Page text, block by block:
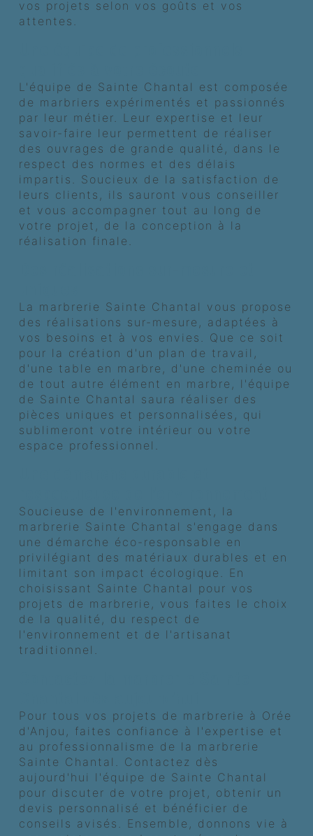
vos projets selon vos goûts et vos
attentes.
L'équipe de Sainte Chantal est composée
de marbriers expérimentés et passionnés
par leur métier. Leur expertise et leur
savoir-faire leur permettent de réaliser
des ouvrages de grande qualité, dans le
respect des normes et des délais
impartis. Soucieux de la satisfaction de
leurs clients, ils sauront vous conseiller
et vous accompagner tout au long de
votre projet, de la conception à la
réalisation finale.
La marbrerie Sainte Chantal vous propose
des réalisations sur-mesure, adaptées à
vos besoins et à vos envies. Que ce soit
pour la création d'un plan de travail,
d'une table en marbre, d'une cheminée ou
de tout autre élément en marbre, l'équipe
de Sainte Chantal saura réaliser des
pièces uniques et personnalisées, qui
sublimeront votre intérieur ou votre
espace professionnel.
Soucieuse de l'environnement, la
marbrerie Sainte Chantal s'engage dans
une démarche éco-responsable en
privilégiant des matériaux durables et en
limitant son impact écologique. En
choisissant Sainte Chantal pour vos
projets de marbrerie, vous faites le choix
de la qualité, du respect de
l'environnement et de l'artisanat
traditionnel.
Pour tous vos projets de marbrerie à Orée
d'Anjou, faites confiance à l'expertise et
au professionnalisme de la marbrerie
Sainte Chantal. Contactez dès
aujourd'hui l'équipe de Sainte Chantal
pour discuter de votre projet, obtenir un
devis personnalisé et bénéficier de
conseils avisés. Ensemble, donnons vie à